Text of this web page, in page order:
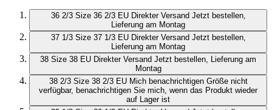
36 2/3 Size 36 2/3 EU Direkter Versand Jetzt bestellen,
Lieferung am Montag
37 1/3 Size 37 1/3 EU Direkter Versand Jetzt bestellen,
Lieferung am Montag
38 Size 38 EU Direkter Versand Jetzt bestellen, Lieferung am
Montag
38 2/3 Size 38 2/3 EU Mich benachrichtigen Größe nicht
verfügbar, benachrichtigen Sie mich, wenn das Produkt wieder
auf Lager ist